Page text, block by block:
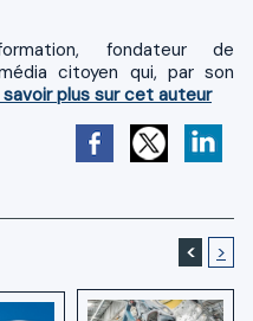
fondateur de
citoyen qui, par son
savoir plus sur cet auteur
< >